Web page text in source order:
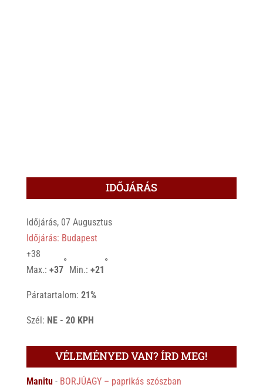
IDŐJÁRÁS
Időjárás, 07 Augusztus
Időjárás: Budapest
+38
Max.: +37
°
Min.: +21
°
Páratartalom: 21%
Szél: NE - 20 KPH
VÉLEMÉNYED VAN? ÍRD MEG!
Manitu- BORJÚAGY – paprikás szószban